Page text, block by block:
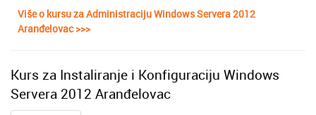
Više o kursu za Administraciju Windows Servera 2012
Aranđelovac >>>
Kurs za Instaliranje i Konfiguraciju Windows
Servera 2012 Aranđelovac